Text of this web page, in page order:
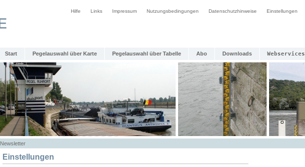
Hilfe Links Impressum Nutzungsbedingungen Datenschutzhinweise Einstellungen
Start Pegelauswahl über Karte Pegelauswahl über Tabelle Abo Downloads Webservices
Newsletter
Einstellungen